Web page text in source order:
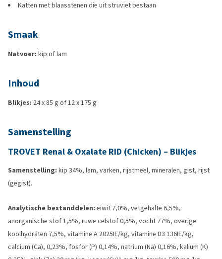
Katten met blaasstenen die uit struviet bestaan
Smaak
Natvoer: kip of lam
Inhoud
Blikjes: 24 x 85 g of 12 x 175 g
Samenstelling
TROVET Renal & Oxalate RID (Chicken) – Blikjes
Samenstelling: kip 34%, lam, varken, rijstmeel, mineralen, gist, rijst
(gegist).
Analytische bestanddelen: eiwit 7,0%, vetgehalte 6,5%,
anorganische stof 1,5%, ruwe celstof 0,5%, vocht 77%, overige
koolhydraten 7,5%, vitamine A 2025IE/kg, vitamine D3 136IE/kg,
calcium (Ca), 0,23%, fosfor (P) 0,14%, natrium (Na) 0,16%, kalium (K)